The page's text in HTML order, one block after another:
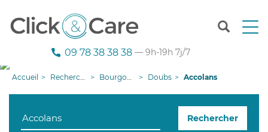
T
n
09 78 38 38 38 — 9h-19h 7j/7
Accueil Recherche aide à domicile Bourgogne-Franche-Comté Doubs Accolans
Rechercher